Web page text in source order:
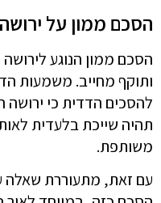
הסכם ממון על
הסכם ממון הנוגע
ותוקף מחייב. משמעות
להסכים הדדית כי ירושה
תהיה שייכת בלעדית
משותפת.
עם זאת, מתעוררת שאלה